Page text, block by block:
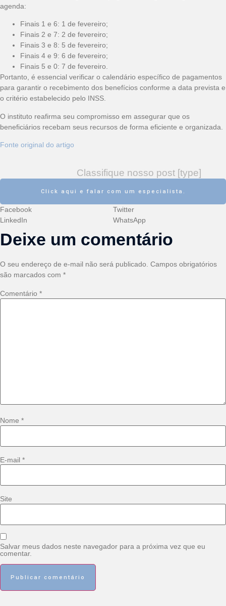
agenda:
Finais 1 e 6: 1 de fevereiro;
Finais 2 e 7: 2 de fevereiro;
Finais 3 e 8: 5 de fevereiro;
Finais 4 e 9: 6 de fevereiro;
Finais 5 e 0: 7 de fevereiro.
Portanto, é essencial verificar o calendário específico de pagamentos
para garantir o recebimento dos benefícios conforme a data prevista e
o critério estabelecido pelo INSS.
O instituto reafirma seu compromisso em assegurar que os
beneficiários recebam seus recursos de forma eficiente e organizada.
Fonte original do artigo
Classifique nosso post [type]
Click aqui e falar com um especialista.
Facebook
Twitter
LinkedIn
WhatsApp
Deixe um comentário
O seu endereço de e-mail não será publicado. Campos obrigatórios
são marcados com *
Comentário *
Nome *
E-mail *
Site
Salvar meus dados neste navegador para a próxima vez que eu
comentar.